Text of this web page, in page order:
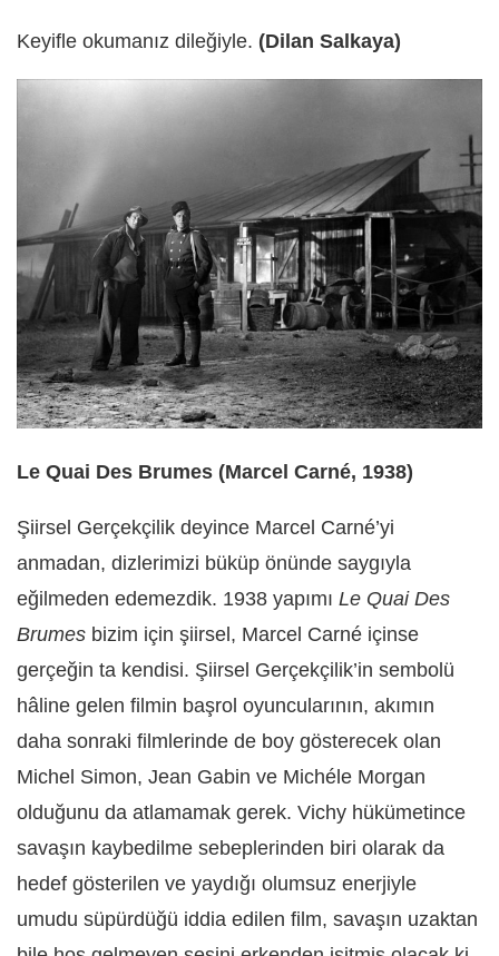
Keyifle okumanız dileğiyle. (Dilan Salkaya)
Le Quai Des Brumes (Marcel Carné, 1938)
Şiirsel Gerçekçilik deyince Marcel Carné’yi
anmadan, dizlerimizi büküp önünde saygıyla
eğilmeden edemezdik. 1938 yapımı Le Quai Des
Brumes bizim için şiirsel, Marcel Carné içinse
gerçeğin ta kendisi. Şiirsel Gerçekçilik’in sembolü
hâline gelen filmin başrol oyuncularının, akımın
daha sonraki filmlerinde de boy gösterecek olan
Michel Simon, Jean Gabin ve Michéle Morgan
olduğunu da atlamamak gerek. Vichy hükümetince
savaşın kaybedilme sebeplerinden biri olarak da
hedef gösterilen ve yaydığı olumsuz enerjiyle
umudu süpürdüğü iddia edilen film, savaşın uzaktan